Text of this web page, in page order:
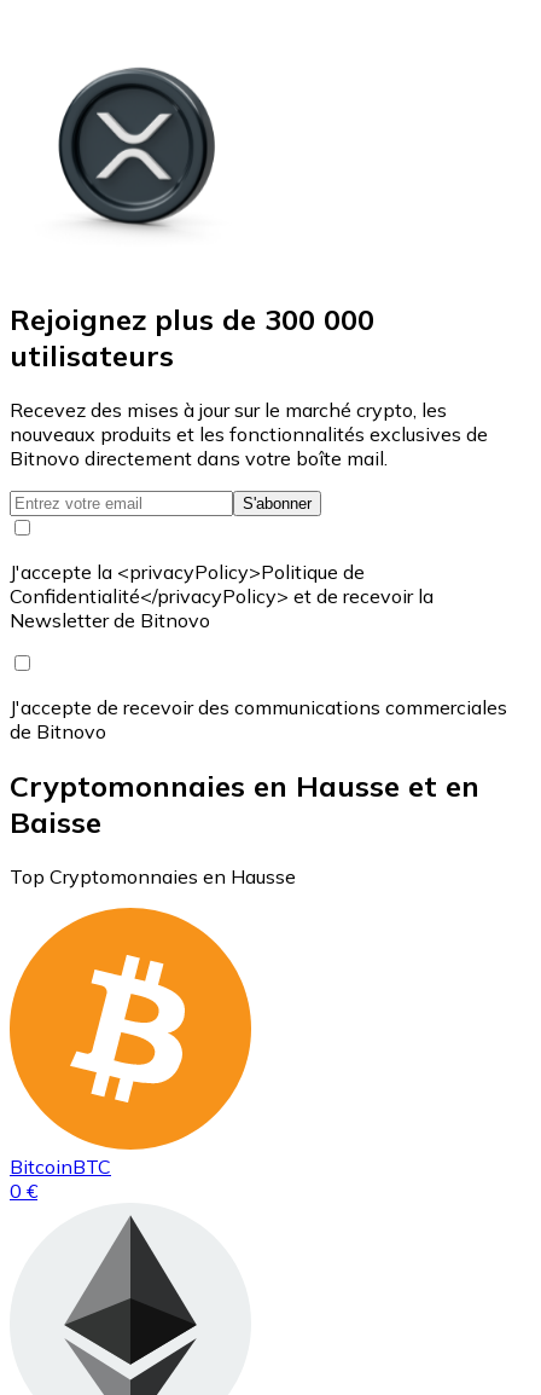
Rejoignez plus de 300 000
utilisateurs
Recevez des mises à jour sur le marché crypto, les
nouveaux produits et les fonctionnalités exclusives de
Bitnovo directement dans votre boîte mail.
S'abonner
J'accepte la <privacyPolicy>Politique de
Confidentialité</privacyPolicy> et de recevoir la
Newsletter de Bitnovo
J'accepte de recevoir des communications commerciales
de Bitnovo
Cryptomonnaies en Hausse et en
Baisse
Top Cryptomonnaies en Hausse
BitcoinBTC
0 €